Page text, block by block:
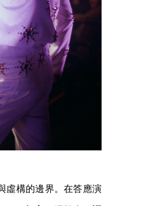
虛構的邊界。在答應演